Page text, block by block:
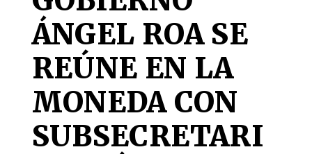
ÁNGEL ROA SE
REÚNE EN LA
MONEDA CON
SUBSECRETARI